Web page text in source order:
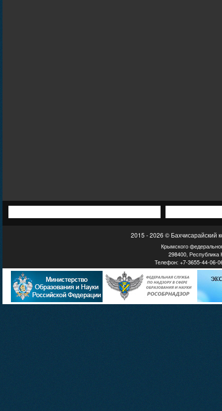
2015 - 2026 © Бахчисарайский
Крымского
298400, Республика
Телефон: +7-3655-44-06-